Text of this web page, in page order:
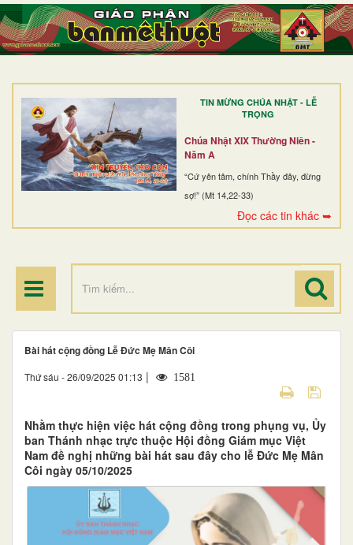
TIN MỪNG CHÚA NHẬT - LỄ
TRỌNG
Chúa Nhật XIX Thường Niên -
Năm A
“Cứ yên tâm, chính Thầy đây, đừng
sợ!” (Mt 14,22-33)
Đọc các tin khác ➥
TRANG NHẤT
GIỚI THIỆU
DÒNG TU
BAN MỤC VỤ
ĐOÀN THỂ CG
ĐIỂM HÀNH HƯƠNG
Bài hát cộng đồng Lễ Đức Mẹ Mân Côi
Thứ sáu - 26/09/2025 01:13 | 1581
Nhằm thực hiện việc hát cộng đồng trong phụng vụ, Ủy
ban Thánh nhạc trực thuộc Hội đồng Giám mục Việt
Nam đề nghị những bài hát sau đây cho lễ Đức Mẹ Mân
Côi ngày 05/10/2025